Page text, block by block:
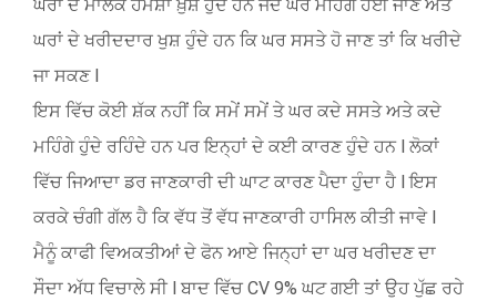
ਘਰਾਂ ਦੇ ਮਾਲਕ ਹਮੇਸ਼ਾਂ ਖ਼ੁਸ਼ ਹੁੰਦੇ ਹਨ ਜਦੋਂ ਘਰ ਮਹਿੰਗੇ ਹੋਈ ਜਾਣ ਅਤੇ
ਘਰਾਂ ਦੇ ਖਰੀਦਦਾਰ ਖੁਸ਼ ਹੁੰਦੇ ਹਨ ਕਿ ਘਰ ਸਸਤੇ ਹੋ ਜਾਣ ਤਾਂ ਕਿ ਖਰੀਦੇ
ਜਾ ਸਕਣ l
ਇਸ ਵਿੱਚ ਕੋਈ ਸ਼ੱਕ ਨਹੀਂ ਕਿ ਸਮੇਂ ਸਮੇਂ ਤੇ ਘਰ ਕਦੇ ਸਸਤੇ ਅਤੇ ਕਦੇ
ਮਹਿੰਗੇ ਹੁੰਦੇ ਰਹਿੰਦੇ ਹਨ ਪਰ ਇਨ੍ਹਾਂ ਦੇ ਕਈ ਕਾਰਣ ਹੁੰਦੇ ਹਨ l ਲੋਕਾਂ
ਵਿੱਚ ਜਿਆਦਾ ਡਰ ਜਾਣਕਾਰੀ ਦੀ ਘਾਟ ਕਾਰਣ ਪੈਦਾ ਹੁੰਦਾ ਹੈ l ਇਸ
ਕਰਕੇ ਚੰਗੀ ਗੱਲ ਹੈ ਕਿ ਵੱਧ ਤੋਂ ਵੱਧ ਜਾਣਕਾਰੀ ਹਾਸਿਲ ਕੀਤੀ ਜਾਵੇ l
ਮੈਨੂੰ ਕਾਫੀ ਵਿਅਕਤੀਆਂ ਦੇ ਫੋਨ ਆਏ ਜਿਨ੍ਹਾਂ ਦਾ ਘਰ ਖਰੀਦਣ ਦਾ
ਸੌਦਾ ਅੱਧ ਵਿਚਾਲੇ ਸੀ l ਬਾਦ ਵਿੱਚ CV 9% ਘਟ ਗਈ ਤਾਂ ਉਹ ਪੁੱਛ ਰਹੇ